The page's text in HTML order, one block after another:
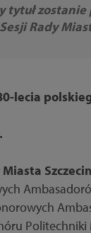
tytuł
Rady
lecia
Politechniki